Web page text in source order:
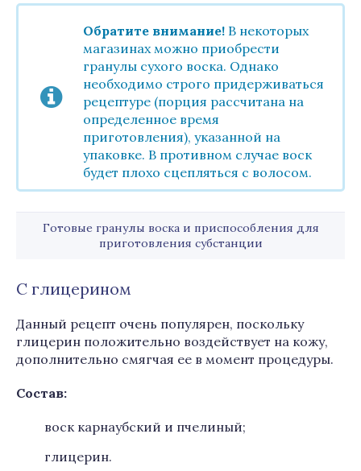
Обратите внимание! В некоторых
магазинах можно приобрести
гранулы сухого воска. Однако
необходимо строго придерживаться
рецептуре (порция рассчитана на
определенное время
приготовления), указанной на
упаковке. В противном случае воск
будет плохо сцепляться с волосом.
Готовые гранулы воска и приспособления для
приготовления субстанции
С глицерином
Данный рецепт очень популярен, поскольку
глицерин положительно воздействует на кожу,
дополнительно смягчая ее в момент процедуры.
Состав:
воск карнаубский и пчелиный;
глицерин.